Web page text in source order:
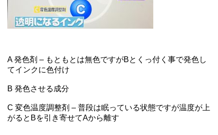
A 発色剤 – もともとは無色ですがBとくっ付く事で発色し
てインクに色付け
B 発色させる成分
C 変色温度調整剤 – 普段は眠っている状態ですが温度が上
がるとBを引き寄せてAから離す